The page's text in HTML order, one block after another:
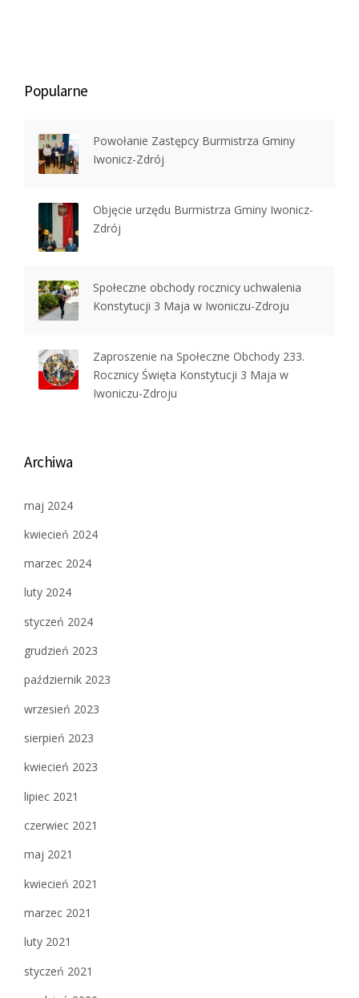
Popularne
Powołanie Zastępcy Burmistrza Gminy
Iwonicz-Zdrój
Objęcie urzędu Burmistrza Gminy Iwonicz-
Zdrój
Społeczne obchody rocznicy uchwalenia
Konstytucji 3 Maja w Iwoniczu-Zdroju
Zaproszenie na Społeczne Obchody 233.
Rocznicy Święta Konstytucji 3 Maja w
Iwoniczu-Zdroju
Archiwa
maj 2024
kwiecień 2024
marzec 2024
luty 2024
styczeń 2024
grudzień 2023
październik 2023
wrzesień 2023
sierpień 2023
kwiecień 2023
lipiec 2021
czerwiec 2021
maj 2021
kwiecień 2021
marzec 2021
luty 2021
styczeń 2021